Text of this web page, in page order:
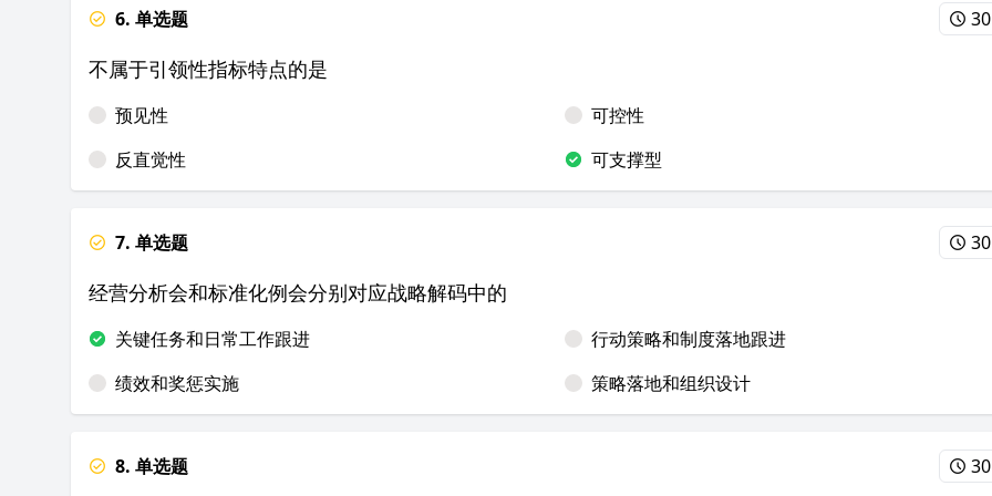
6. 单选题
不属于引领性指标特点的是
预见性
可控性
反直觉性
可支撑型
7. 单选题
经营分析会和标准化例会分别对应战略解码中的
关键任务和日常工作跟进
行动策略和制度落地跟进
绩效和奖惩实施
策略落地和组织设计
8. 单选题